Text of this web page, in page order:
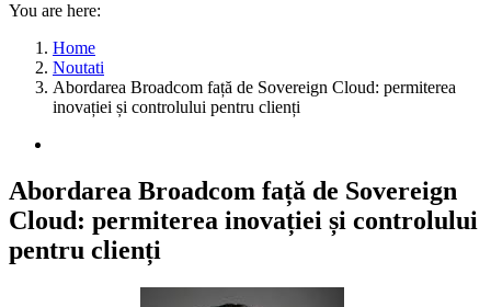
You are here:
Home
Noutati
Abordarea Broadcom față de Sovereign Cloud: permiterea
inovației și controlului pentru clienți
Abordarea Broadcom față de Sovereign
Cloud: permiterea inovației și controlului
pentru clienți